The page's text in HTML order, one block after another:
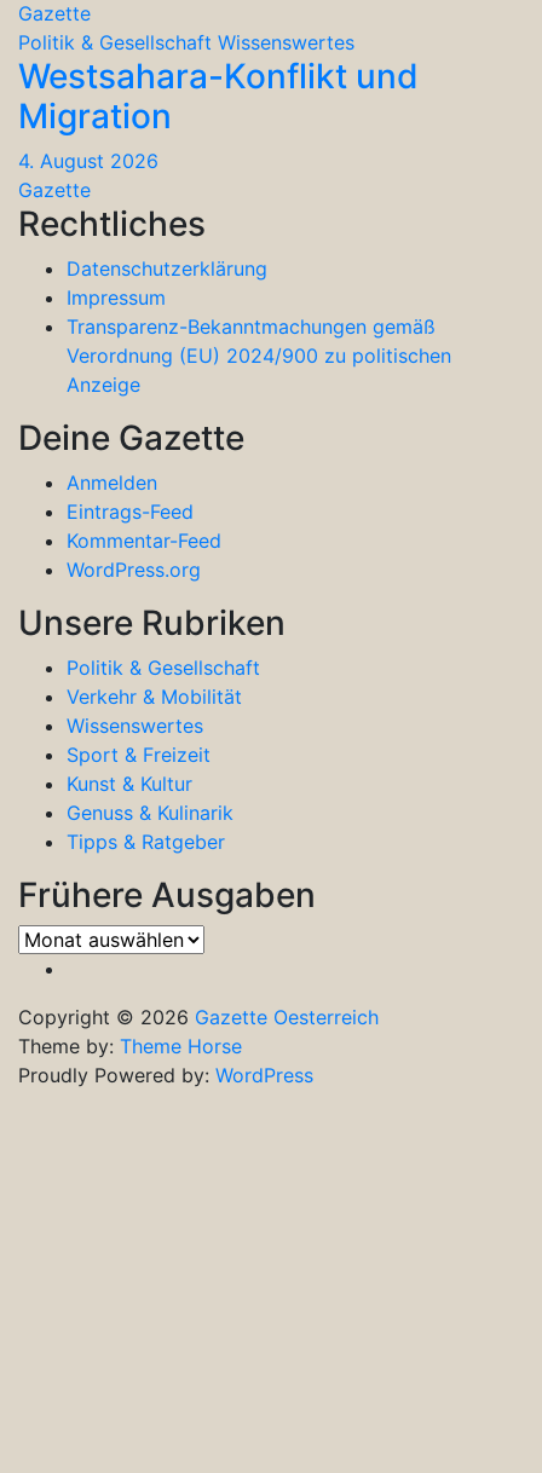
Gazette
Politik & Gesellschaft Wissenswertes
Westsahara-Konflikt und
Migration
4. August 2026
Gazette
Rechtliches
Datenschutzerklärung
Impressum
Transparenz-Bekanntmachungen gemäß
Verordnung (EU) 2024/900 zu politischen
Anzeige
Deine Gazette
Anmelden
Eintrags-Feed
Kommentar-Feed
WordPress.org
Unsere Rubriken
Politik & Gesellschaft
Verkehr & Mobilität
Wissenswertes
Sport & Freizeit
Kunst & Kultur
Genuss & Kulinarik
Tipps & Ratgeber
Frühere Ausgaben
Frühere
Ausgaben
Copyright © 2026 Gazette Oesterreich
Theme by: Theme Horse
Proudly Powered by: WordPress